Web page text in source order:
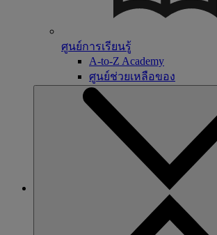
ศูนย์การเรียนรู้
A-to-Z Academy
ศูนย์ช่วยเหลือของ